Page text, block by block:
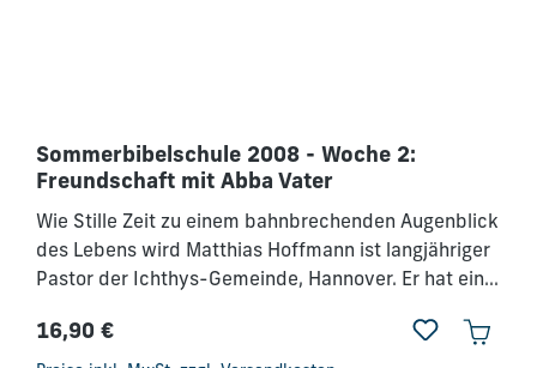
Sommerbibelschule 2008 - Woche 2:
Freundschaft mit Abba Vater
Wie Stille Zeit zu einem bahnbrechenden Augenblick
des Lebens wird Matthias Hoffmann ist langjähriger
Pastor der Ichthys-Gemeinde, Hannover. Er hat eine
Gottes zu vermitteln. Inhalt:Plenen - Wie ist Gott-
Regulärer Preis:
16,90 €